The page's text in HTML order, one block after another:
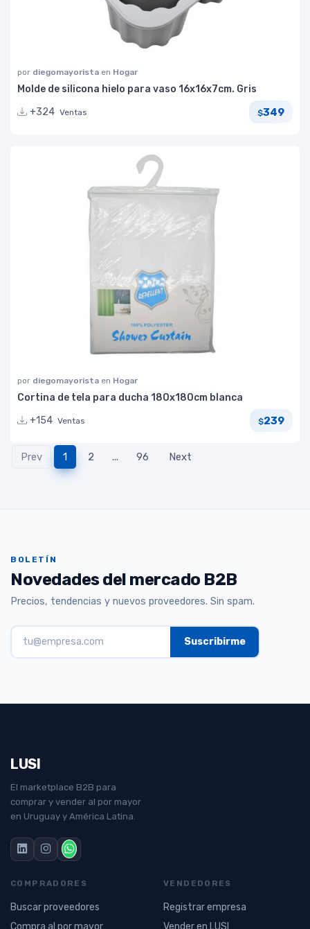
por diegomayorista en Hogar
Molde de silicona hielo para vaso 16x16x7cm. Gris
+324 Ventas $349
por diegomayorista en Hogar
Cortina de tela para ducha 180x180cm blanca
+154 Ventas $239
Prev 1 2 ... 96 Next
BOLETÍN
Novedades del mercado B2B
Precios, tendencias y nuevos proveedores. Sin spam.
LUSI
El marketplace B2B para
comprar y vender al por mayor
en Uruguay y América Latina.
COMPRADORES
Buscar proveedores
Compra al por mayor
VENDEDORES
Registrar empresa
Vender en LUSI